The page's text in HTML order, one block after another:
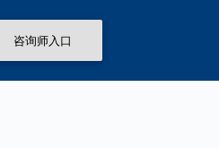
咨询师入口